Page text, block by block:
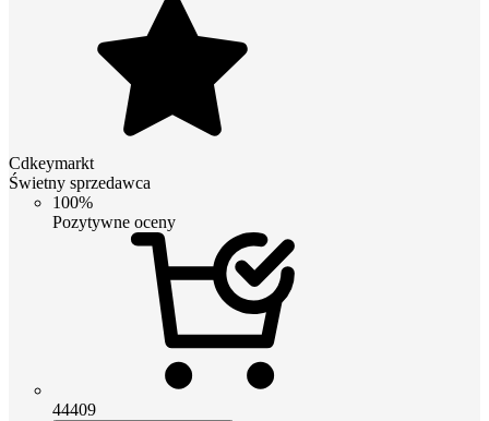
Cdkeymarkt
Świetny sprzedawca
100%
Pozytywne oceny
44409